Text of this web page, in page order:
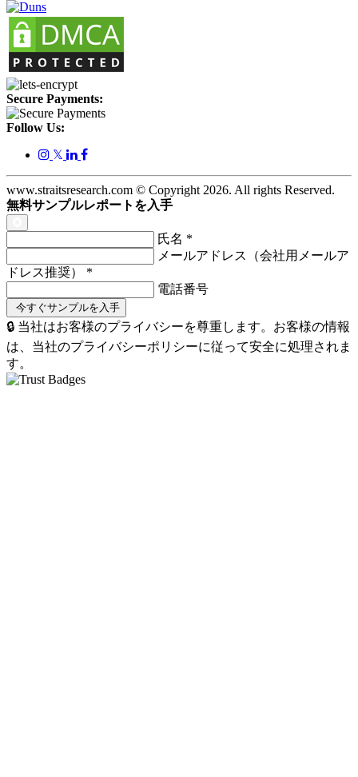
Secure Payments:
Follow Us:
𝕏
www.straitsresearch.com © Copyright 2026. All rights Reserved.
無料サンプルレポートを入手
氏名 *
メールアドレス（会社用メールア
ドレス推奨） *
電話番号
🔒 当社はお客様のプライバシーを尊重します。お客様の情報
は、当社のプライバシーポリシーに従って安全に処理されま
す。